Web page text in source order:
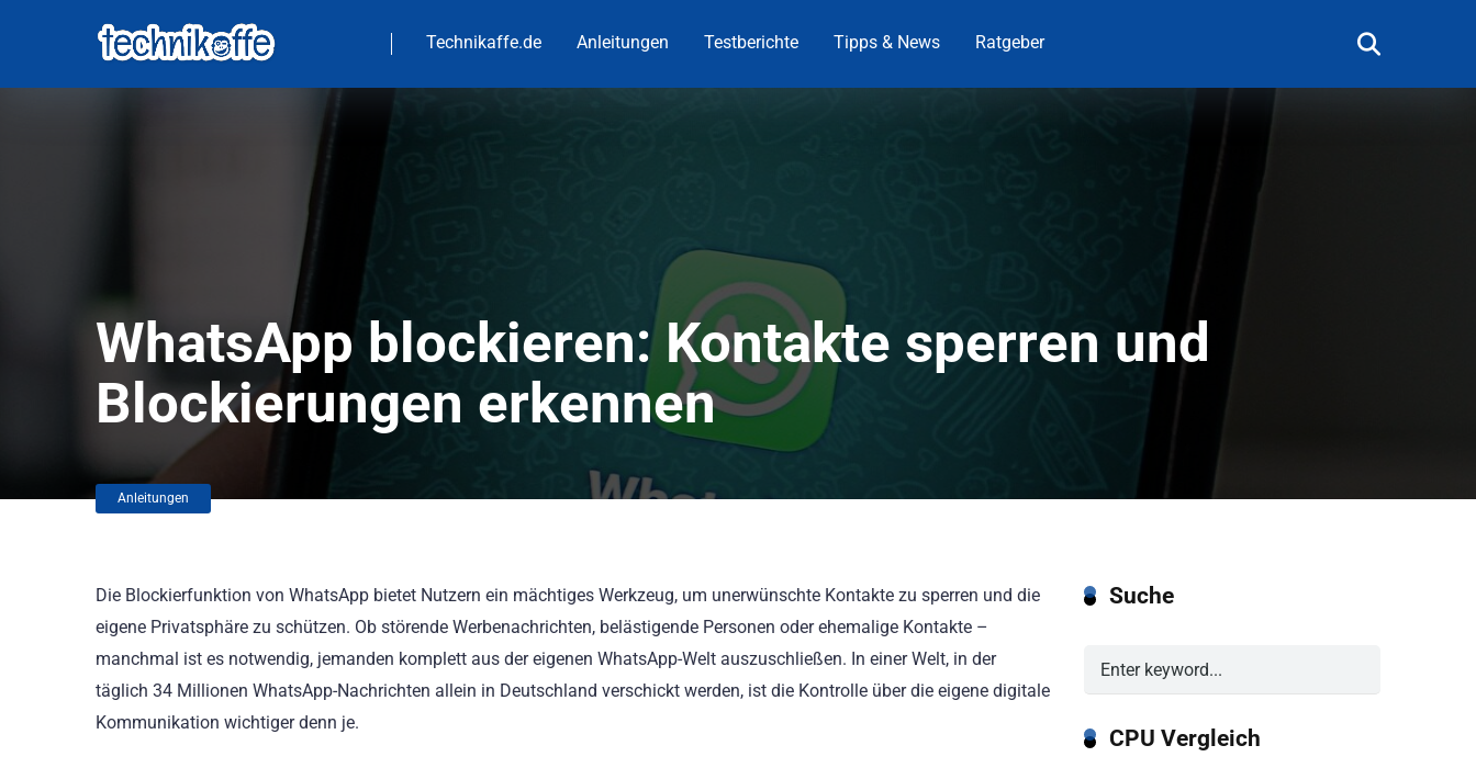
Technikaffe.de Anleitungen Testberichte Tipps & News Ratgeber
WhatsApp blockieren: Kontakte sperren und
Blockierungen erkennen
Anleitungen
Die Blockierfunktion von WhatsApp bietet Nutzern ein mächtiges Werkzeug, um unerwünschte Kontakte zu sperren und die
eigene Privatsphäre zu schützen. Ob störende Werbenachrichten, belästigende Personen oder ehemalige Kontakte –
manchmal ist es notwendig, jemanden komplett aus der eigenen WhatsApp-Welt auszuschließen. In einer Welt, in der
täglich 34 Millionen WhatsApp-Nachrichten allein in Deutschland verschickt werden, ist die Kontrolle über die eigene digitale
Kommunikation wichtiger denn je.
Suche
CPU Vergleich